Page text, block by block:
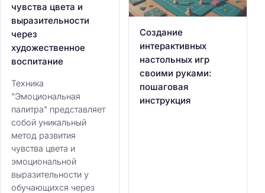
чувства цвета и
выразительности
через
художественное
воспитание
Техника
"Эмоциональная
палитра" представляет
собой уникальный
метод развития
чувства цвета и
эмоциональной
выразительности у
обучающихся через
Создание
интерактивных
настольных игр
своими руками:
пошаговая
инструкция